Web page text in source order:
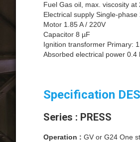
Fuel Gas oil, max. viscosity at
Electrical supply Single-
Motor 1.85 A / 220V
Capacitor 8 µF
Ignition transformer Primary:
Absorbed electrical power 0.4
Specification
Series : PRESS
Operation : GV or G24 One